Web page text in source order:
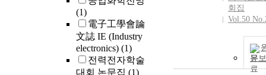
(1)
電子工學會論
文誌 IE (Industry
electronics) (1)
전력전자학술
대회 논문집 (1)
회집
Vol.50
문